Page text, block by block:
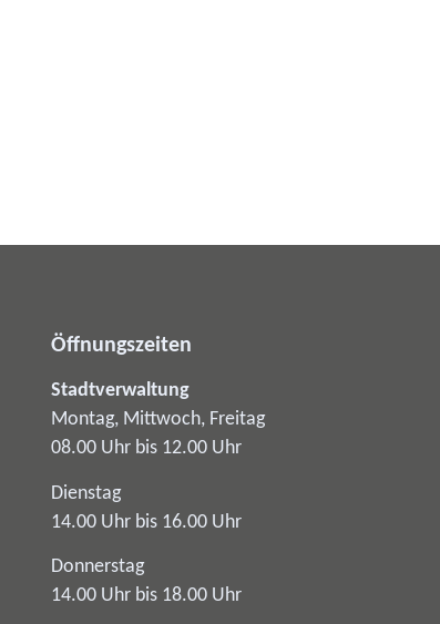
Öffnungszeiten
Stadtverwaltung
Montag, Mittwoch, Freitag
08.00 Uhr bis 12.00 Uhr
Dienstag
14.00 Uhr bis 16.00 Uhr
Donnerstag
14.00 Uhr bis 18.00 Uhr